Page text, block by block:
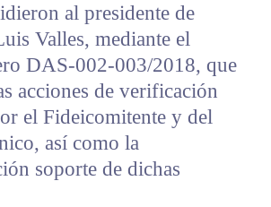
al presidente de
Valles, mediante el
DAS-002-003/2018, que
acciones de verificación
el Fideicomitente y del
así como la
soporte de dichas